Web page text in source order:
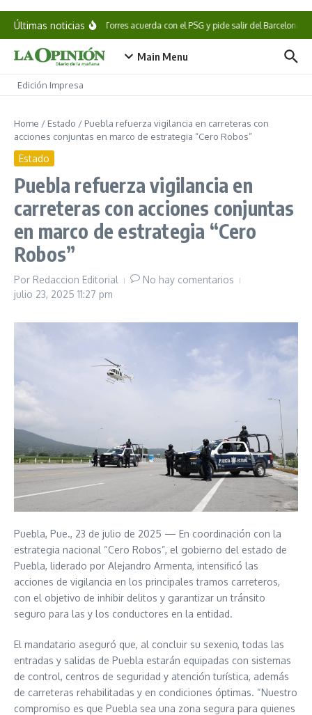
Saltar al contenido
Últimas noticiasFerran Torres acuerda con el PSG y pide salir del Barcelona
Main Menu
Edición Impresa
Home / Estado / Puebla refuerza vigilancia en carreteras con
acciones conjuntas en marco de estrategia “Cero Robos”
Estado
Puebla refuerza vigilancia en
carreteras con acciones conjuntas
en marco de estrategia “Cero
Robos”
Por Redaccion Editorial
No hay comentarios
julio 23, 2025 11:27 pm
Puebla, Pue., 23 de julio de 2025 — En coordinación con la
estrategia nacional “Cero Robos”, el gobierno del estado de
Puebla, liderado por Alejandro Armenta, intensificó las
acciones de vigilancia en los principales tramos carreteros,
con el objetivo de inhibir delitos y garantizar un tránsito
seguro para las y los conductores en la entidad.
El mandatario aseguró que, al concluir su sexenio, todas las
entradas y salidas de Puebla estarán equipadas con sistemas
de control, centros de seguridad y atención turística, además
de carreteras rehabilitadas y en condiciones óptimas. “Nuestro
compromiso es que Puebla sea una zona segura para quienes